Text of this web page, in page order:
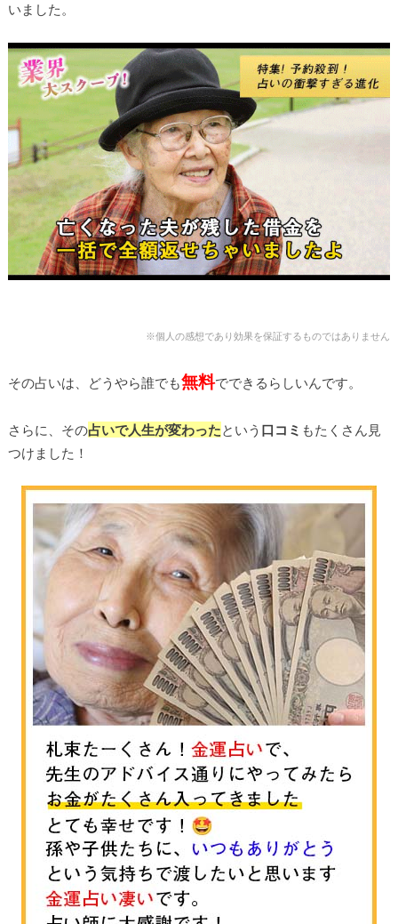
いました。
※個人の感想であり効果を保証するものではありません
その占いは、どうやら誰でも無料でできるらしいんです。
さらに、その占いで人生が変わったという 口コミ もたくさん見
つけました！